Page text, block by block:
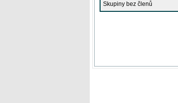
Skupiny bez členů